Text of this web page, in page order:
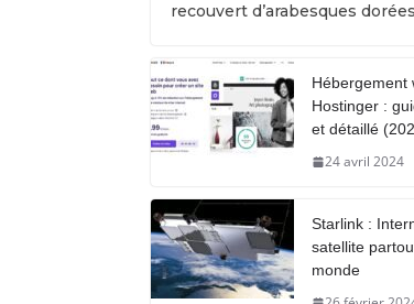
recouvert d’arabesques
Hébergement
Hostinger :
et détaillé
24 avril 2024
Starlink :
satellite
monde